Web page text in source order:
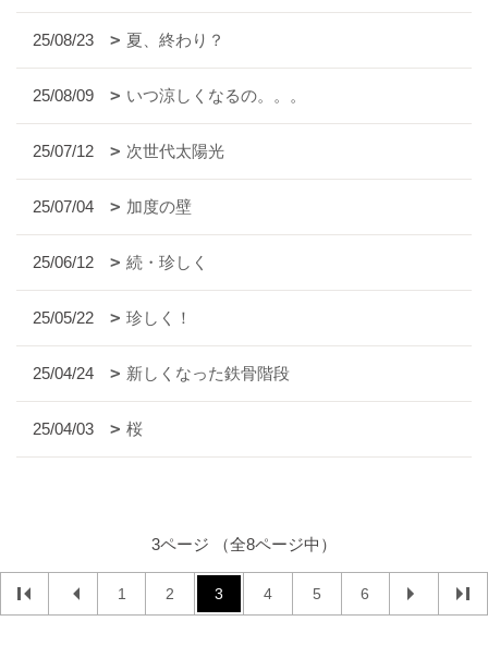
25/08/23 夏、終わり？
25/08/09 いつ涼しくなるの。。。
25/07/12 次世代太陽光
25/07/04 加度の壁
25/06/12 続・珍しく
25/05/22 珍しく！
25/04/24 新しくなった鉄骨階段
25/04/03 桜
3ページ （全8ページ中）
1 2 3 4 5 6